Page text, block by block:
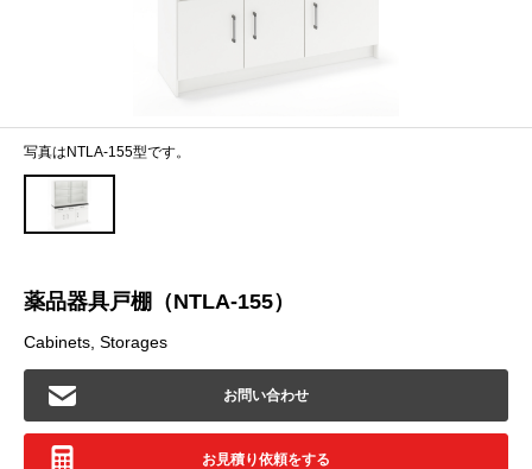
写真はNTLA-155型です。
薬品器具戸棚（NTLA-155）
Cabinets, Storages
お問い合わせ
お見積り依頼をする